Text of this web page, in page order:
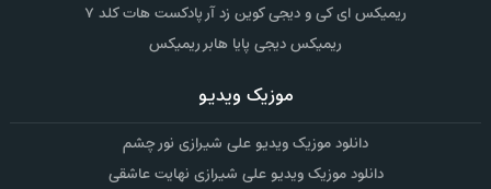
ریمیکس ای کی و دیجی کوین زد آر پادکست هات کلد ۷
ریمیکس دیجی پایا هابر ریمیکس
موزیک ویدیو
دانلود موزیک ویدیو علی شیرازی نور چشم
دانلود موزیک ویدیو علی شیرازی نهایت عاشقی